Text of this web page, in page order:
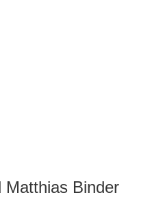
Matthias Binder